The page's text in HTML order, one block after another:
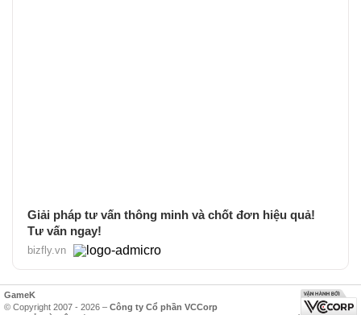
Giải pháp tư vấn thông minh và chốt đơn hiệu quả!
Tư vấn ngay!
bizfly.vn
GameK
© Copyright 2007 - 2026 – Công ty Cổ phần VCCorp